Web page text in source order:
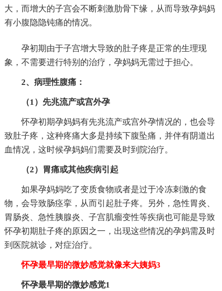
大，而增大的子宫会不断刺激肋骨下缘，从而导致孕妈妈
有小腹隐隐钝痛的情况。
孕初期由于子宫增大导致的肚子疼是正常的生理现
象，不需要进行特别的治疗，孕妈妈无需过于担心。
2、病理性腹痛：
（1）先兆流产或宫外孕
怀孕初期孕妈妈有先兆流产或宫外孕情况的，也会导
致肚子疼，这种疼痛大多是持续下腹坠痛，并伴有阴道出
血情况，这时候孕妈妈们需要及时到院治疗。
（2）胃痛或其他疾病引起
如果孕妈妈吃了变质食物或者是过于冷冻刺激的食
物，会导致肠痉挛，从而引起肚子疼。另外，急性胃炎、
胃肠炎、急性胰腺炎、子宫肌瘤变性等疾病也可能是导致
怀孕初期肚子疼的原因之一，出现这些情况的孕妈需及时
到医院就诊，对症治疗。
怀孕最早期的微妙感觉就像来大姨妈3
怀孕最早期的微妙感觉1